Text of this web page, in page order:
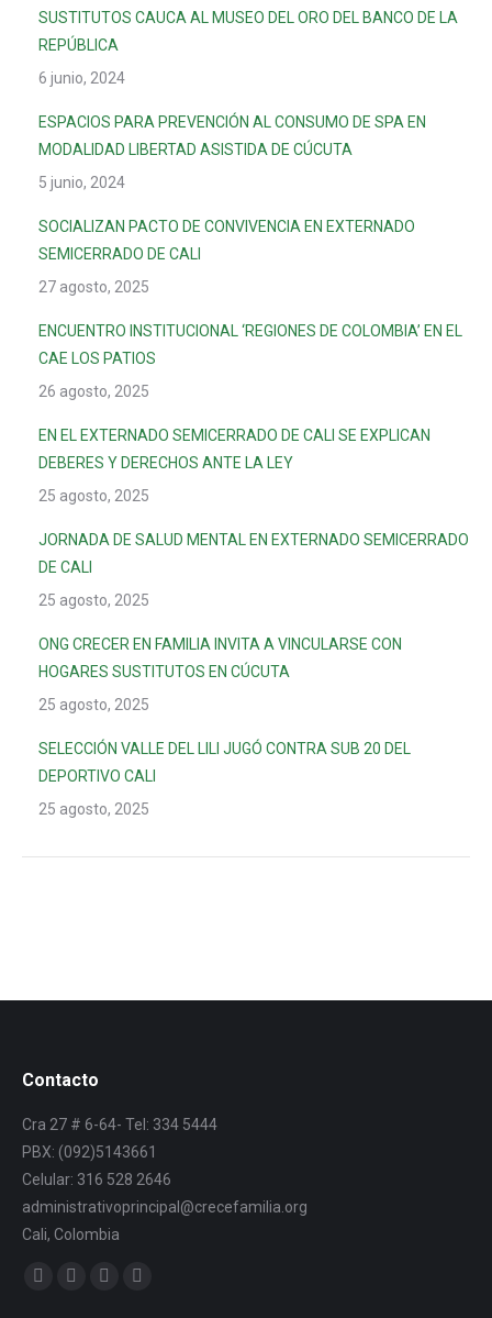
SUSTITUTOS CAUCA AL MUSEO DEL ORO DEL BANCO DE LA
REPÚBLICA
6 junio, 2024
ESPACIOS PARA PREVENCIÓN AL CONSUMO DE SPA EN
MODALIDAD LIBERTAD ASISTIDA DE CÚCUTA
5 junio, 2024
SOCIALIZAN PACTO DE CONVIVENCIA EN EXTERNADO
SEMICERRADO DE CALI
27 agosto, 2025
ENCUENTRO INSTITUCIONAL ‘REGIONES DE COLOMBIA’ EN EL
CAE LOS PATIOS
26 agosto, 2025
EN EL EXTERNADO SEMICERRADO DE CALI SE EXPLICAN
DEBERES Y DERECHOS ANTE LA LEY
25 agosto, 2025
JORNADA DE SALUD MENTAL EN EXTERNADO SEMICERRADO
DE CALI
25 agosto, 2025
ONG CRECER EN FAMILIA INVITA A VINCULARSE CON
HOGARES SUSTITUTOS EN CÚCUTA
25 agosto, 2025
SELECCIÓN VALLE DEL LILI JUGÓ CONTRA SUB 20 DEL
DEPORTIVO CALI
25 agosto, 2025
Contacto
Cra 27 # 6-64- Tel: 334 5444
PBX: (092)5143661
Celular: 316 528 2646
administrativoprincipal@crecefamilia.org
Cali, Colombia
Find us on: